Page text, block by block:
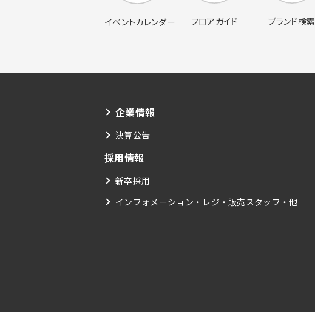
イベントカレンダー フロアガイド ブランド検索
企業情報
決算公告
採用情報
新卒採用
インフォメーション・レジ・販売スタッフ・他